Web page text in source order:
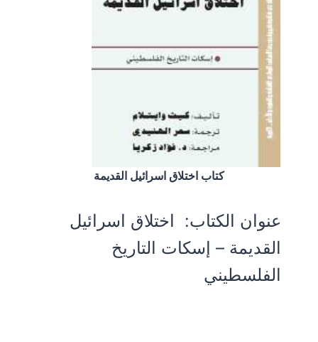
كتاب اختلاق اسرائيل القديمة
عنوان الكتاب: اختلاق اسرائيل
القديمة – إسكات التاريخ
الفلسطيني